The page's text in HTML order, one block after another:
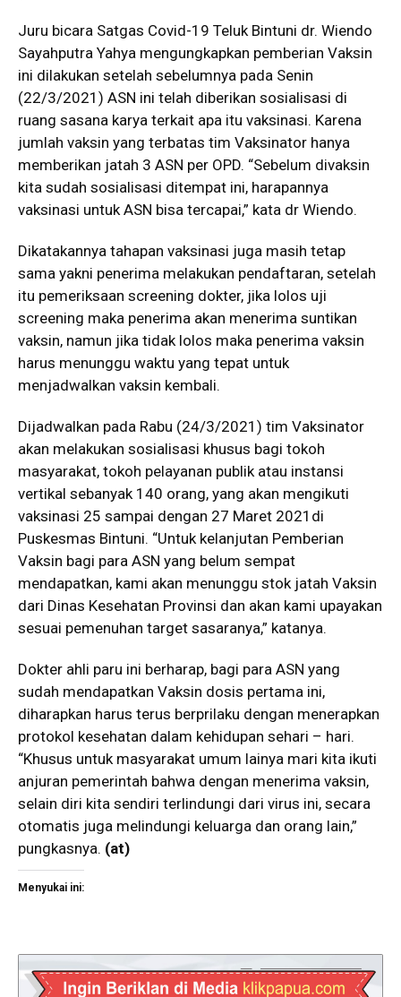
Juru bicara Satgas Covid-19 Teluk Bintuni dr. Wiendo
Sayahputra Yahya mengungkapkan pemberian Vaksin
ini dilakukan setelah sebelumnya pada Senin
(22/3/2021) ASN ini telah diberikan sosialisasi di
ruang sasana karya terkait apa itu vaksinasi. Karena
jumlah vaksin yang terbatas tim Vaksinator hanya
memberikan jatah 3 ASN per OPD. “Sebelum divaksin
kita sudah sosialisasi ditempat ini, harapannya
vaksinasi untuk ASN bisa tercapai,” kata dr Wiendo.
Dikatakannya tahapan vaksinasi juga masih tetap
sama yakni penerima melakukan pendaftaran, setelah
itu pemeriksaan screening dokter, jika lolos uji
screening maka penerima akan menerima suntikan
vaksin, namun jika tidak lolos maka penerima vaksin
harus menunggu waktu yang tepat untuk
menjadwalkan vaksin kembali.
Dijadwalkan pada Rabu (24/3/2021) tim Vaksinator
akan melakukan sosialisasi khusus bagi tokoh
masyarakat, tokoh pelayanan publik atau instansi
vertikal sebanyak 140 orang, yang akan mengikuti
vaksinasi 25 sampai dengan 27 Maret 2021di
Puskesmas Bintuni. “Untuk kelanjutan Pemberian
Vaksin bagi para ASN yang belum sempat
mendapatkan, kami akan menunggu stok jatah Vaksin
dari Dinas Kesehatan Provinsi dan akan kami upayakan
sesuai pemenuhan target sasaranya,” katanya.
Dokter ahli paru ini berharap, bagi para ASN yang
sudah mendapatkan Vaksin dosis pertama ini,
diharapkan harus terus berprilaku dengan menerapkan
protokol kesehatan dalam kehidupan sehari – hari.
“Khusus untuk masyarakat umum lainya mari kita ikuti
anjuran pemerintah bahwa dengan menerima vaksin,
selain diri kita sendiri terlindungi dari virus ini, secara
otomatis juga melindungi keluarga dan orang lain,”
pungkasnya. (at)
Menyukai ini: